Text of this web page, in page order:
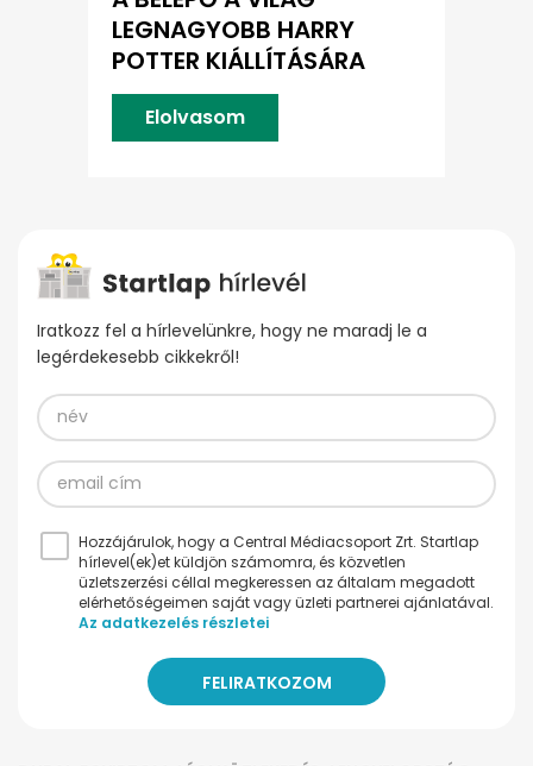
LEGNAGYOBB HARRY
POTTER KIÁLLÍTÁSÁRA
Elolvasom
Iratkozz fel a hírlevelünkre, hogy ne maradj le a
legérdekesebb cikkekről!
Hozzájárulok, hogy a Central Médiacsoport Zrt. Startlap
hírlevel(ek)et küldjön számomra, és közvetlen
üzletszerzési céllal megkeressen az általam megadott
elérhetőségeimen saját vagy üzleti partnerei ajánlatával.
Az adatkezelés részletei